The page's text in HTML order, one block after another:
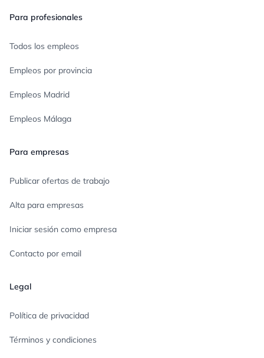
Para profesionales
Todos los empleos
Empleos por provincia
Empleos Madrid
Empleos Málaga
Para empresas
Publicar ofertas de trabajo
Alta para empresas
Iniciar sesión como empresa
Contacto por email
Legal
Política de privacidad
Términos y condiciones